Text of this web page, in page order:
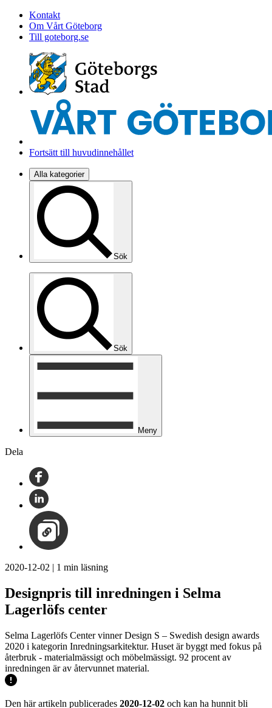
Kontakt
Om Vårt Göteborg
Till goteborg.se
Fortsätt till huvudinnehållet
Alla kategorier
Sök
Sök
Meny
Dela
2020-12-02 | 1 min läsning
Designpris till inredningen i Selma
Lagerlöfs center
Selma Lagerlöfs Center vinner Design S – Swedish design awards
2020 i kategorin Inredningsarkitektur. Huset är byggt med fokus på
återbruk - materialmässigt och möbelmässigt. 92 procent av
inredningen är av återvunnet material.
Den här artikeln publicerades 2020-12-02 och kan ha hunnit bli